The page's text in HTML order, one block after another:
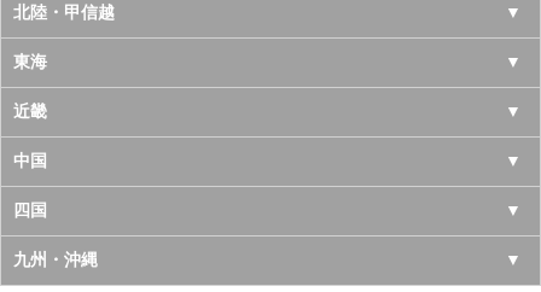
青森県
岩手県
宮城県
秋田県
山形県
福島県
東京都
神奈川県
千葉県
埼玉県
茨城県
栃木県
北陸・甲信越
山梨県
長野県
新潟県
富山県
石川県
東海
愛知県
岐阜県
三重県
静岡県
近畿
大阪府
京都府
兵庫県
中国
鳥取県
島根県
四国
徳島県
九州・沖縄